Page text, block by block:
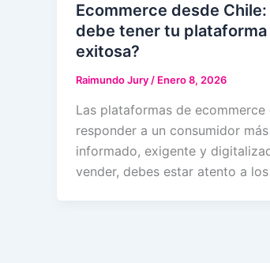
Ecommerce desde Chile:
debe tener tu plataforma
exitosa?
Raimundo Jury/ Enero 8, 2026
Las plataformas de ecommerce
responder a un consumidor más
informado, exigente y
vender, debes estar atento a